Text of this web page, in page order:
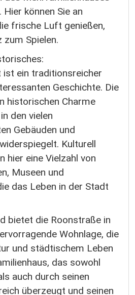
Hier können Sie an
frische Luft genießen,
zum Spielen.
ist ein traditionsreicher
Geschichte. Die
historischen Charme
den vielen
Gebäuden und
Kulturell
hier eine Vielzahl von
Museen und
das Leben in der Stadt
bietet die Roonstraße in
Wohnlage, die
und städtischem Leben
das sowohl
auch durch seinen
überzeugt und seinen